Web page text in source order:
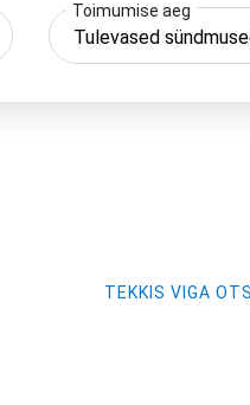
Toimumise aeg
TEKKIS VIGA